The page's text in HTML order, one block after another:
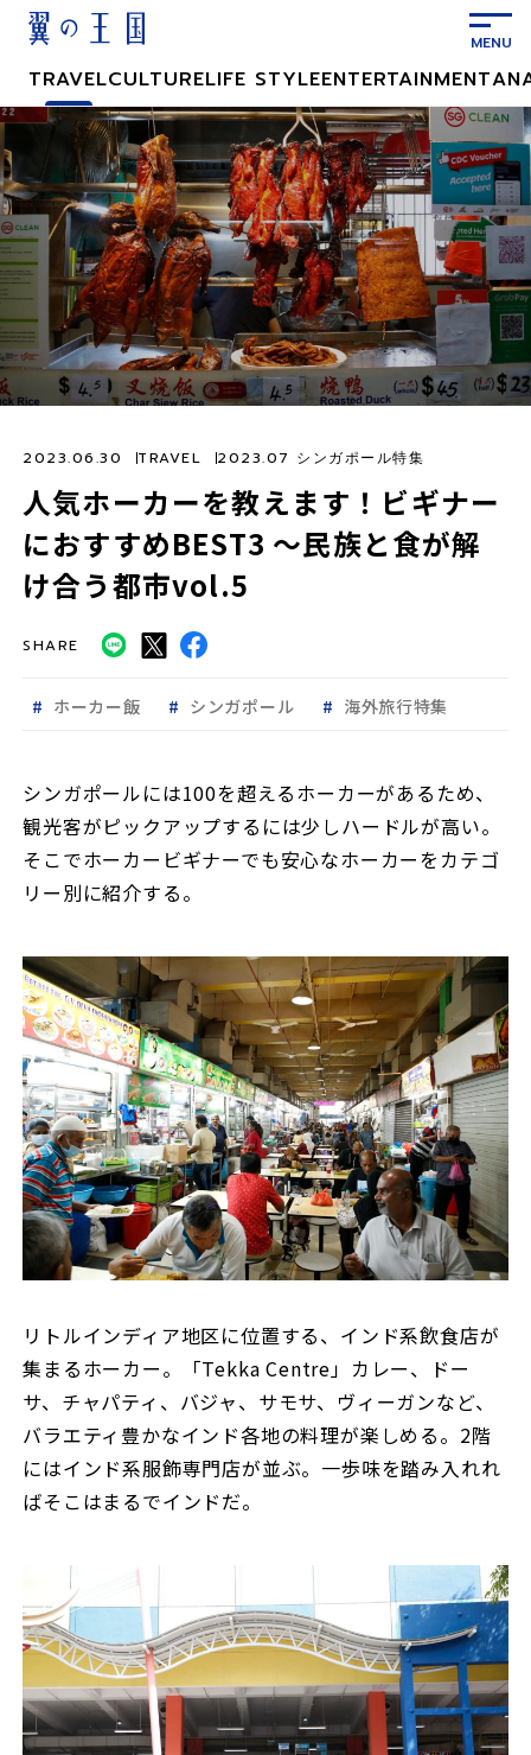
ン
テ
ン
ツ
に
ス
キ
ッ
プ
TRAVELCULTURELIFE STYLEENTERTAINMENT
人気ホーカーを教えます！ビギナー
におすすめBEST3 ～民族と食が解
け合う都市vol.5
2023.06.30 TRAVEL 2023.07 シンガポール特集
SHARE
ホーカー飯 シンガポール 海外旅行特集
シンガポールには100を超えるホーカーがあるため、
観光客がピックアップするには少しハードルが高い。
そこでホーカービギナーでも安心なホーカーをカテゴ
リー別に紹介する。
リトルインディア地区に位置する、インド系飲食店が
集まるホーカー。「Tekka Centre」カレー、ドー
サ、チャパティ、バジャ、サモサ、ヴィーガンなど、
バラエティ豊かなインド各地の料理が楽しめる。2階
にはインド系服飾専門店が並ぶ。一歩味を踏み入れれ
ばそこはまるでインドだ。